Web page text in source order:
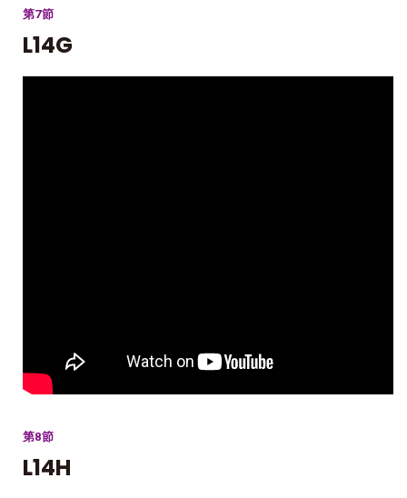
第7節
L14G
第8節
L14H